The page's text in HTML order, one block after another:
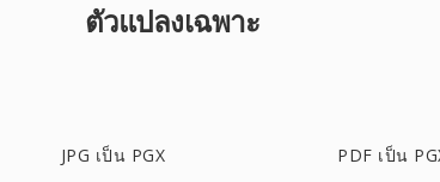
ตัวแปลงเฉพาะ
JPG เป็น PGX PDF เป็น